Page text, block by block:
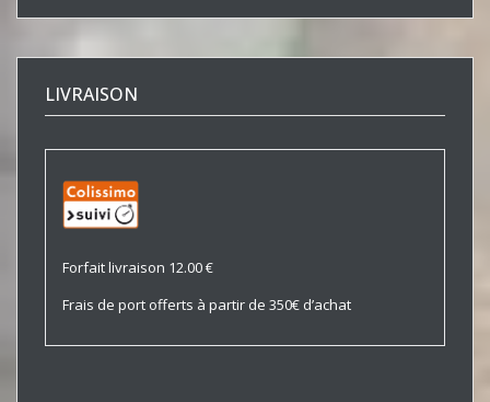
LIVRAISON
Forfait livraison 12.00 €
Frais de port offerts à partir de 350€ d’achat